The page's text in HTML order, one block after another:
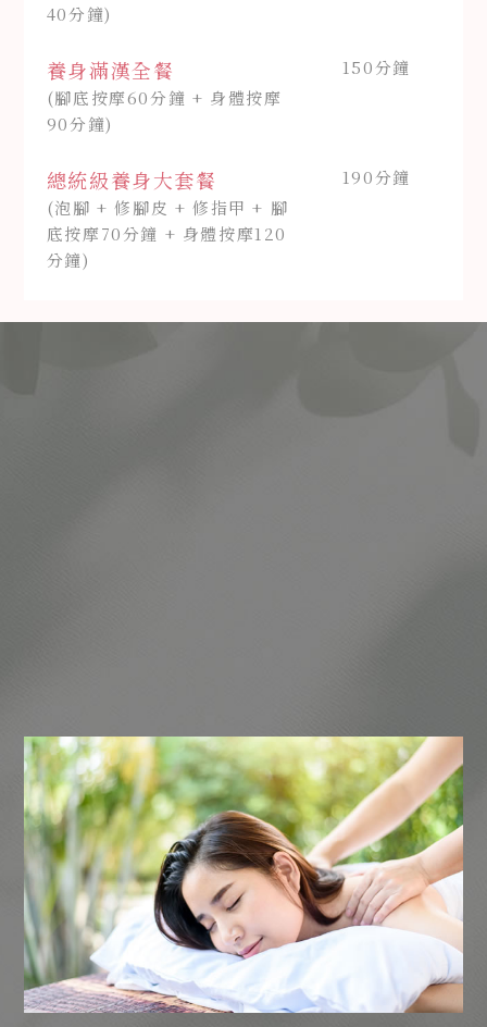
40分鐘)
養身滿漢全餐
(腳底按摩60分鐘 + 身體按摩
90分鐘)
150分鐘
總統級養身大套餐
(泡腳 + 修腳皮 + 修指甲 + 腳
底按摩70分鐘 + 身體按摩120
分鐘)
190分鐘